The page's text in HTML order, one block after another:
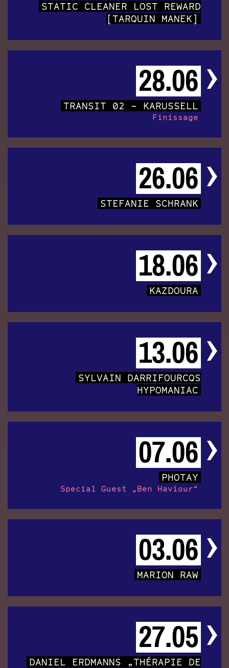
STATIC CLEANER LOST REWARD
[TARQUIN MANEK]
28.06
TRANSIT 02 – KARUSSELL
Finissage
26.06
STEFANIE SCHRANK
18.06
KAZDOURA
13.06
SYLVAIN DARRIFOURCQS
HYPOMANIAC
07.06
PHOTAY
Special Guest „Ben Haviour“
03.06
MARION RAW
27.05
DANIEL ERDMANNS „THÉRAPIE DE